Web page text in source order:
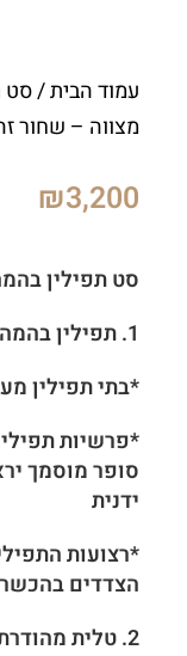
עמוד הבית/סט
מצווה – שחור
₪3,200
סט תפילין
1. תפילין
*בתי תפילין
*פרשיות
סופר מוסמך
ידנית
*רצועות
הצדדים
2. טלית מהודרת מבד תשבץ למניעת החלקת הטלית